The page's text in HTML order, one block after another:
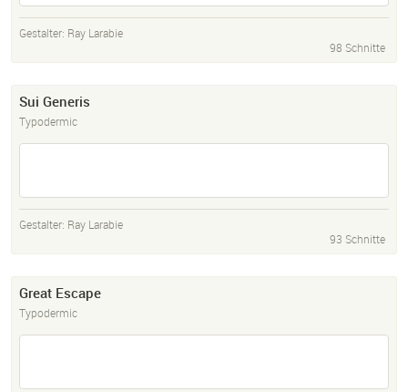
Gestalter: Ray Larabie
98 Schnitte
Sui Generis
Typodermic
Gestalter: Ray Larabie
93 Schnitte
Great Escape
Typodermic